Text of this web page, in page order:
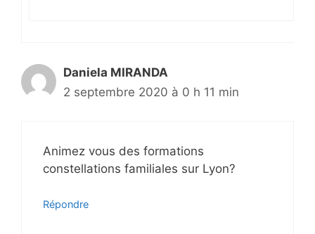
Daniela MIRANDA
2 septembre 2020 à 0 h 11 min
Animez vous des formations
constellations familiales sur Lyon?
Répondre